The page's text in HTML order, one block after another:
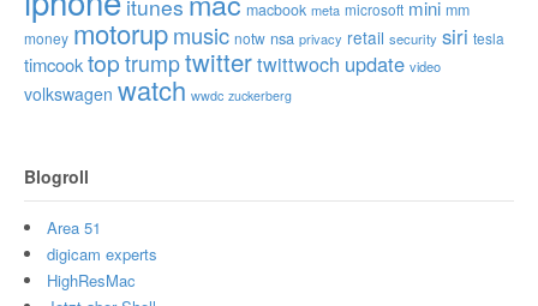
itunes macbook meta microsoft mini mm
money motorupmusic notw nsa privacy retail security siri tesla
timcooktop trumptwittertwittwoch update video
volkswagen watch wwdc zuckerberg
Blogroll
Area 51
digicam experts
HighResMac